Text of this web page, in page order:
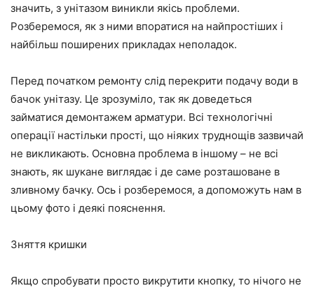
значить, з унітазом виникли якісь проблеми.
Розберемося, як з ними впоратися на найпростіших і
найбільш поширених прикладах неполадок.
Перед початком ремонту слід перекрити подачу води в
бачок унітазу. Це зрозуміло, так як доведеться
займатися демонтажем арматури. Всі технологічні
операції настільки прості, що ніяких труднощів зазвичай
не викликають. Основна проблема в іншому – не всі
знають, як шукане виглядає і де саме розташоване в
зливному бачку. Ось і розберемося, а допоможуть нам в
цьому фото і деякі пояснення.
Зняття кришки
Якщо спробувати просто викрутити кнопку, то нічого не